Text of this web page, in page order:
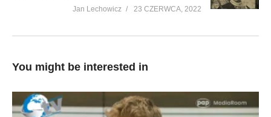
Jan Lechowicz 23 CZERWCA, 2022
You might be interested in